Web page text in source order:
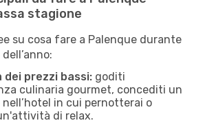
stagione
su cosa fare a Palenque durante
prezzi bassi: goditi
culinaria gourmet, concediti un
nell’hotel in cui pernotterai o
di relax.